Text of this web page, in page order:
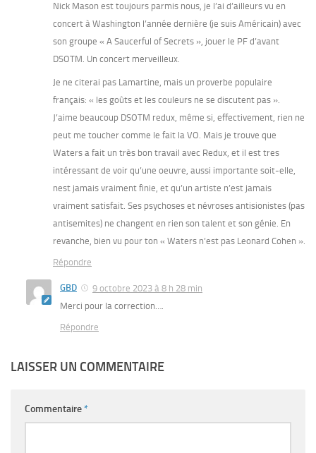
Nick Mason est toujours parmis nous, je l’ai d’ailleurs vu en
concert à Washington l’année dernière (je suis Américain) avec
son groupe « A Saucerful of Secrets », jouer le PF d’avant
DSOTM. Un concert merveilleux.
Je ne citerai pas Lamartine, mais un proverbe populaire
français: « les goûts et les couleurs ne se discutent pas ».
J’aime beaucoup DSOTM redux, même si, effectivement, rien ne
peut me toucher comme le fait la VO. Mais je trouve que
Waters a fait un très bon travail avec Redux, et il est tres
intéressant de voir qu’une oeuvre, aussi importante soit-elle,
nest jamais vraiment finie, et qu’un artiste n’est jamais
vraiment satisfait. Ses psychoses et névroses antisionistes (pas
antisemites) ne changent en rien son talent et son génie. En
revanche, bien vu pour ton « Waters n’est pas Leonard Cohen ».
Répondre
GBD
9 octobre 2023 à 8 h 28 min
Merci pour la correction….
Répondre
LAISSER UN COMMENTAIRE
Commentaire*